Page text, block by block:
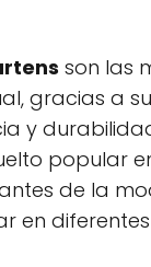
son las
gracias a
y
popular
de la
en